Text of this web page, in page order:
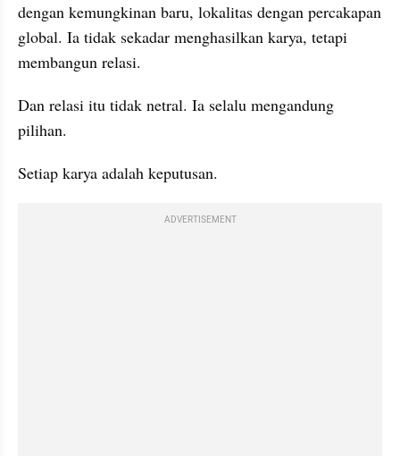
dengan kemungkinan baru, lokalitas dengan percakapan
global. Ia tidak sekadar menghasilkan karya, tetapi
membangun relasi.
Dan relasi itu tidak netral. Ia selalu mengandung
pilihan.
Setiap karya adalah keputusan.
ADVERTISEMENT